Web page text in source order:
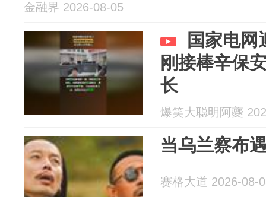
金融界 2026-08-05
国家电网
刚接棒辛保
长
爆笑大聪明阿夔
当乌兰察布
赛格大道 2026-08-